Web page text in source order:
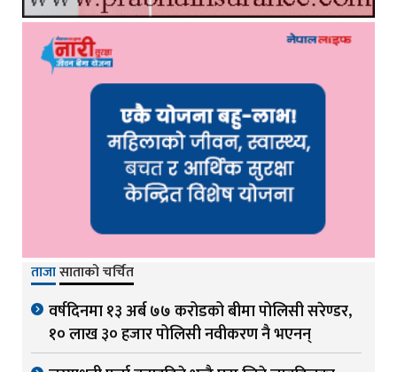
ताजासाताको चर्चित
वर्षदिनमा १३ अर्ब ७७ करोडको बीमा पोलिसी सरेण्डर,
१० लाख ३० हजार पोलिसी नवीकरण नै भएनन्